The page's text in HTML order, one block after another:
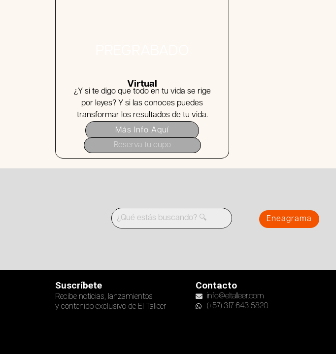
Virtual
¿Y si te digo que todo en tu vida se rige
por leyes? Y si las conoces puedes
transformar los resultados de tu vida.
Más Info Aquí
Reserva tu cupo
Eneagrama
Suscríbete
Recibe noticias, lanzamientos
y contenido exclusivo de El Talleer
Contacto
info@eltalleer.com
(+57) 317 643 5820